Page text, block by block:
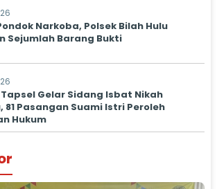
Narkoba, Polsek Bilah Hulu
Sejumlah Barang Bukti
Gelar Sidang Isbat Nikah
81 Pasangan Suami Istri Peroleh
Hukum